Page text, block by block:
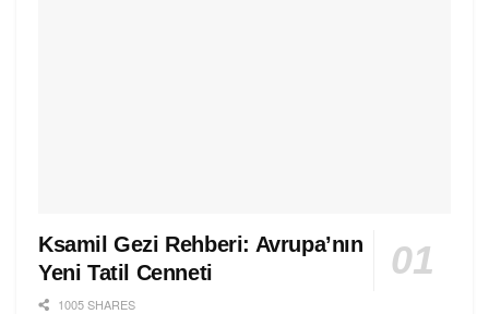
Ksamil Gezi Rehberi: Avrupa’nın
Yeni Tatil Cenneti
1005 SHARES